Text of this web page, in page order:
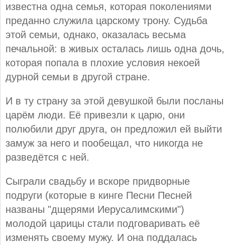
известна одна семья, которая поколениями
преданно служила царскому трону. Судьба
этой семьи, однако, оказалась весьма
печальной: в живых осталась лишь одна дочь,
которая попала в плохие условия некоей
дурной семьи в другой стране.
И в ту страну за этой девушкой были посланы
царём люди. Её привезли к царю, они
полюбили друг друга, он предложил ей выйти
замуж за него и пообещал, что никогда не
разведётся с ней.
Сыграли свадьбу и вскоре придворные
подруги (которые в кинге Песни Песней
названы "дщерями Иерусалимскими")
молодой царицы стали подговаривать её
изменять своему мужу. И она поддалась